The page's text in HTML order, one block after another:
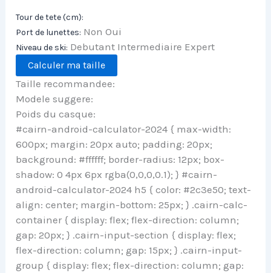
Tour de tete (cm):
Port de lunettes: Non Oui
Niveau de ski: Debutant Intermediaire Expert
Calculer ma taille
Taille recommandee:
Modele suggere:
Poids du casque:
#cairn-android-calculator-2024 { max-width:
600px; margin: 20px auto; padding: 20px;
background: #ffffff; border-radius: 12px; box-
shadow: 0 4px 6px rgba(0,0,0,0.1); } #cairn-
android-calculator-2024 h5 { color: #2c3e50; text-
align: center; margin-bottom: 25px; } .cairn-calc-
container { display: flex; flex-direction: column;
gap: 20px; } .cairn-input-section { display: flex;
flex-direction: column; gap: 15px; } .cairn-input-
group { display: flex; flex-direction: column; gap: